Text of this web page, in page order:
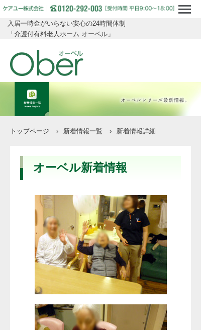
入居一時金がいらない安心の24時間体制
「介護付有料老人ホーム オーベル」
トップページ › 新着情報一覧 › 新着情報詳細
オーベル新着情報